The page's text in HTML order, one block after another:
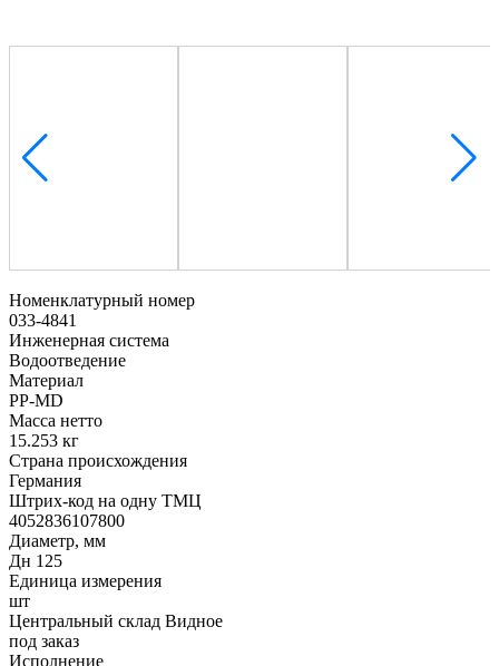
Номенклатурный номер
033-4841
Инженерная система
Водоотведение
Материал
PP-MD
Масса нетто
15.253 кг
Страна происхождения
Германия
Штрих-код на одну ТМЦ
4052836107800
Диаметр, мм
Дн 125
Единица измерения
шт
Центральный склад Видное
под заказ
Исполнение